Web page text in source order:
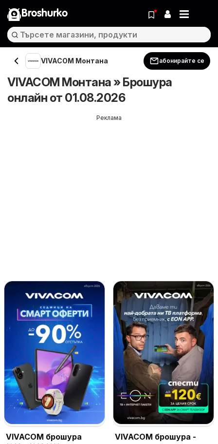
Broshurko
VIVACOM Монтана абонирайте се
VIVACOM Монтана » Брошура
онлайн от 01.08.2026
Реклама
VIVACOM брошура
VIVACOM брошура -